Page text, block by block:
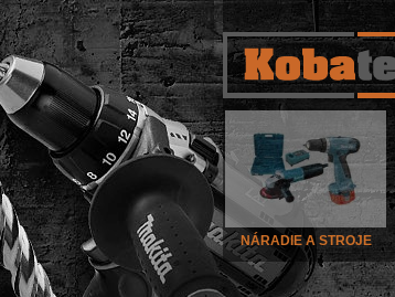
NÁRADIE A STROJE